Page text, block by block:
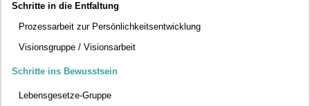
Schritte in die Entfaltung
Prozessarbeit zur Persönlichkeitsentwicklung
Visionsgruppe / Visionsarbeit
Schritte ins Bewusstsein
Lebensgesetze-Gruppe